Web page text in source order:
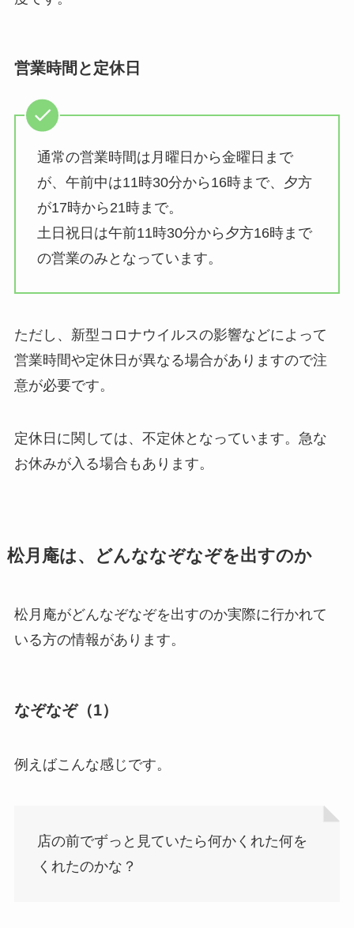
営業時間と定休日
通常の営業時間は月曜日から金曜日まで
が、午前中は11時30分から16時まで、夕方
が17時から21時まで。
土日祝日は午前11時30分から夕方16時まで
の営業のみとなっています。
ただし、新型コロナウイルスの影響などによって
営業時間や定休日が異なる場合がありますので注
意が必要です。
定休日に関しては、不定休となっています。急な
お休みが入る場合もあります。
松月庵は、どんななぞなぞを出すのか
松月庵がどんなぞなぞを出すのか実際に行かれて
いる方の情報があります。
なぞなぞ（1）
例えばこんな感じです。
店の前でずっと見ていたら何かくれた何を
くれたのかな？